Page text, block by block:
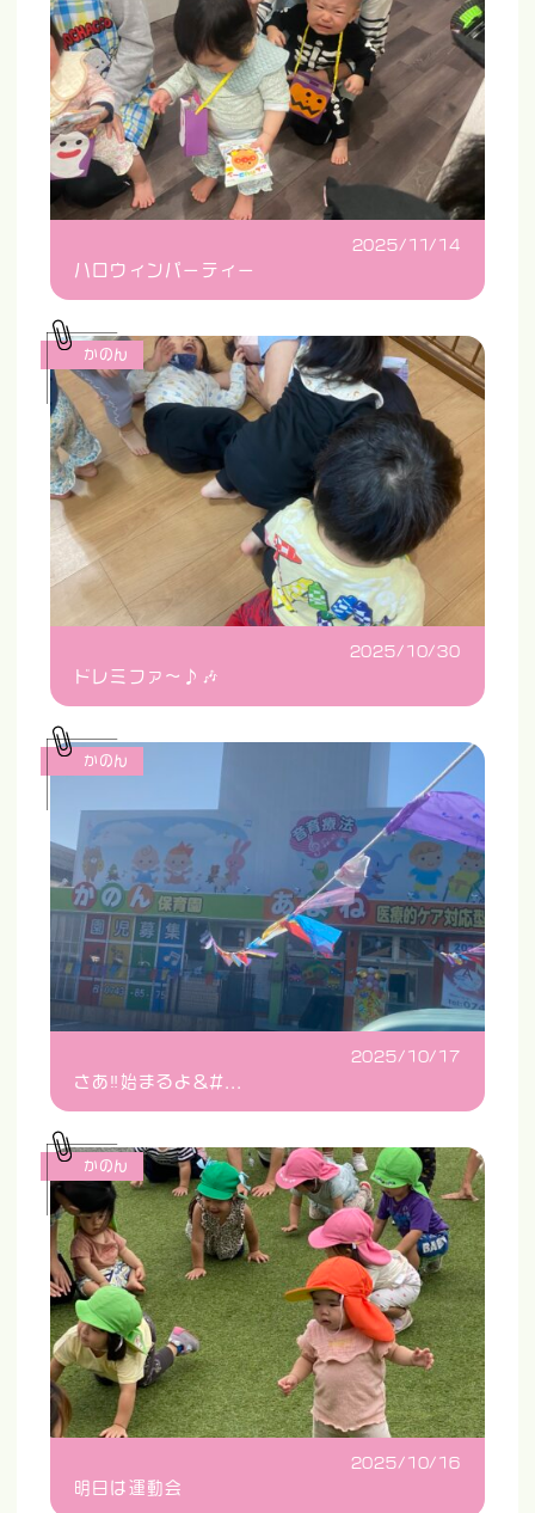
2025/11/14
ハロウィンパーティー
2025/10/30
ドレミファ〜♪🎶
かのん
2025/10/17
さあ‼️始まるよ&#...
かのん
2025/10/16
明日は運動会
かのん